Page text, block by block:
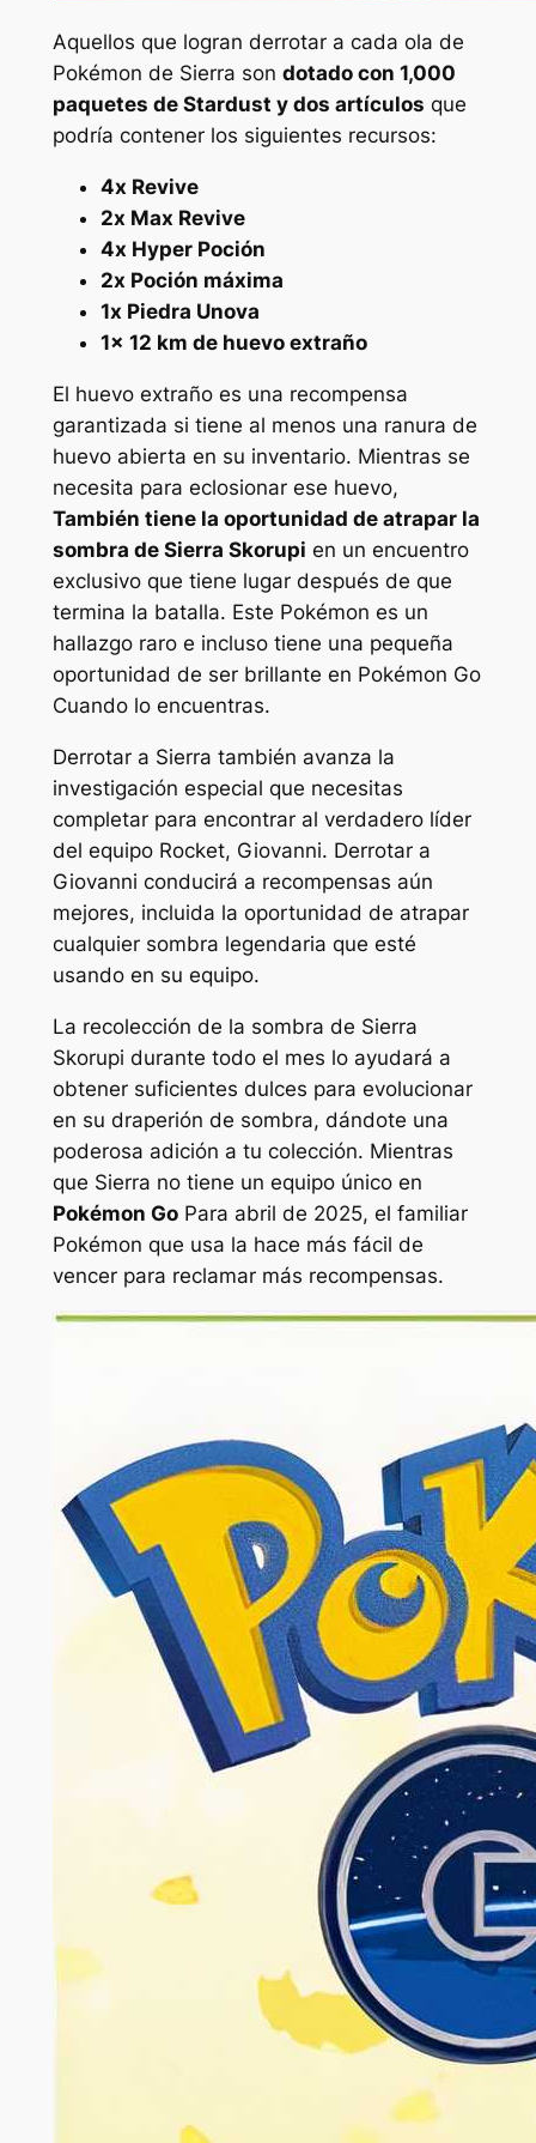
Aquellos que logran derrotar a cada ola de
Pokémon de Sierra son dotado con 1,000
paquetes de Stardust y dos artículos que
podría contener los siguientes recursos:
4x Revive
2x Max Revive
4x Hyper Poción
2x Poción máxima
1x Piedra Unova
1x 12 km de huevo extraño
El huevo extraño es una recompensa
garantizada si tiene al menos una ranura de
huevo abierta en su inventario. Mientras se
necesita para eclosionar ese huevo,
También tiene la oportunidad de atrapar la
sombra de Sierra Skorupi en un encuentro
exclusivo que tiene lugar después de que
termina la batalla. Este Pokémon es un
hallazgo raro e incluso tiene una pequeña
oportunidad de ser brillante en Pokémon Go
Cuando lo encuentras.
Derrotar a Sierra también avanza la
investigación especial que necesitas
completar para encontrar al verdadero líder
del equipo Rocket, Giovanni. Derrotar a
Giovanni conducirá a recompensas aún
mejores, incluida la oportunidad de atrapar
cualquier sombra legendaria que esté
usando en su equipo.
La recolección de la sombra de Sierra
Skorupi durante todo el mes lo ayudará a
obtener suficientes dulces para evolucionar
en su draperión de sombra, dándote una
poderosa adición a tu colección. Mientras
que Sierra no tiene un equipo único en
Pokémon GoPara abril de 2025, el familiar
Pokémon que usa la hace más fácil de
vencer para reclamar más recompensas.